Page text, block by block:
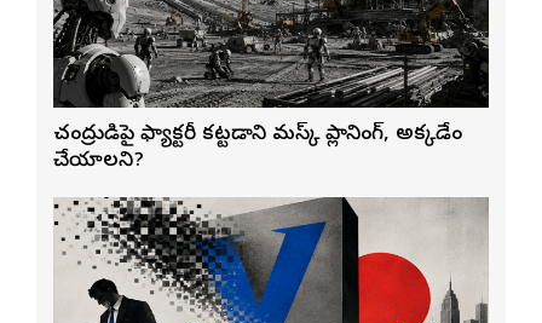
చంద్రుడిపై ఫ్యాక్టరీ కట్టడానికి మస్క్ ప్లానింగ్, అక్కడేం
చేయాలని?